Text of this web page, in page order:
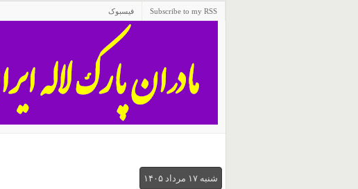
Subscribe to my RSS فیسبوک
شنبه ۱۷ مرداد ۱۴۰۵